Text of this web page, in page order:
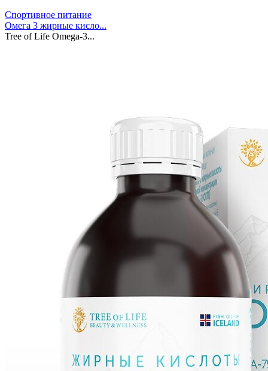
Спортивное питание
Омега 3 жирные кисло...
Tree of Life Omega-3...